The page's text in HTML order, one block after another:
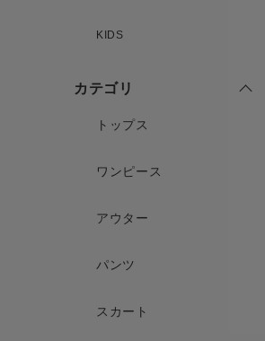
KIDS
カテゴリ
トップス
ワンピース
アウター
パンツ
スカート